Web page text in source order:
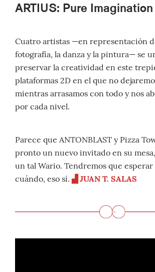
ARTIUS: Pure Imagination
Cuatro artistas —en representación
fotografía, la danza y la pintura— se
preservar la creatividad en este
plataformas 2D en el que no
mientras arrasamos con todo y nos
por cada nivel.
Parece que ANTONBLAST y Pizza
pronto un nuevo invitado en su
un tal Wario. Tendremos que esperar
cuándo, eso sí.▟ JUAN T. SALAS